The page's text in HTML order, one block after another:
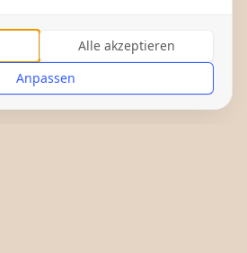
Alle akzeptieren
Anpassen